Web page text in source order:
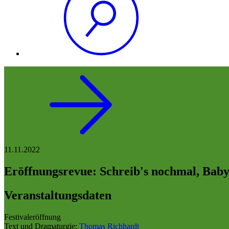
11.11.2022
Eröffnungsrevue: Schreib's nochmal,
Veranstaltungsdaten
Festivaleröffnung
Text und Dramaturgie: Thomas Richhardt